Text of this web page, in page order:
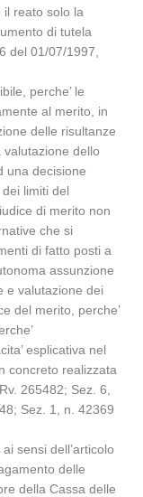
il reato solo la
di tutela
del 01/07/1997,
perche’ le
al merito, in
delle risultanze
dello
una decisione
limiti del
di merito non
che si
di fatto posti a
assunzione
e valutazione dei
del merito, perche’
esplicativa nel
concreto realizzata
265482; Sez. 6,
Sez. 1, n. 42369
sensi dell’articolo
delle
della Cassa delle